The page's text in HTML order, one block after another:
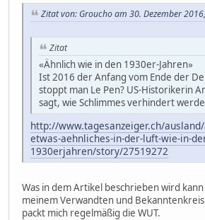
Zitat von: Groucho am 30. Dezember
Zitat
«Ähnlich wie in den 1930er-Jahren»
Ist 2016 der Anfang vom Ende der
stoppt man Le Pen? US-Historikerin
sagt, wie Schlimmes verhindert
http://www.tagesanzeiger.ch/
etwas-aehnliches-in-der-luft-wie-in-
1930erjahren/story/27519272
Was in dem Artikel beschrieben wird
meinem Verwandten und
packt mich regelmäßig die WUT.